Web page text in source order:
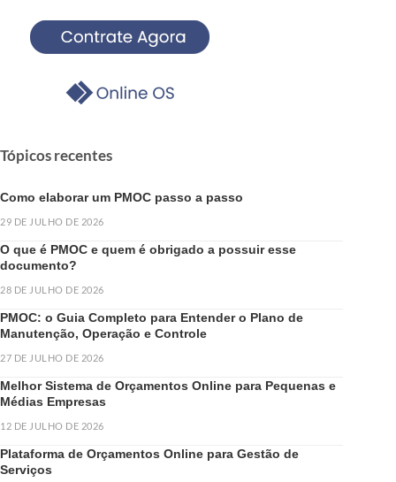
Tópicos recentes
Como elaborar um PMOC passo a passo
29 DE JULHO DE 2026
O que é PMOC e quem é obrigado a possuir esse
documento?
28 DE JULHO DE 2026
PMOC: o Guia Completo para Entender o Plano de
Manutenção, Operação e Controle
27 DE JULHO DE 2026
Melhor Sistema de Orçamentos Online para Pequenas e
Médias Empresas
12 DE JULHO DE 2026
Plataforma de Orçamentos Online para Gestão de
Serviços